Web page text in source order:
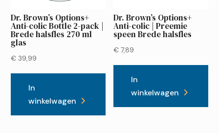
Dr. Brown’s Options+
Anti-colic Bottle 2-pack |
Brede halsfles 270 ml
glas
€ 39,99
In
winkelwagen
Dr. Brown’s Options+
Anti-colic | Preemie
speen Brede halsfles
€ 7,89
In
winkelwagen